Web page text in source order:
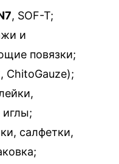
, SOF-T;
и
повязки;
ChitoGauze);
салфетки,